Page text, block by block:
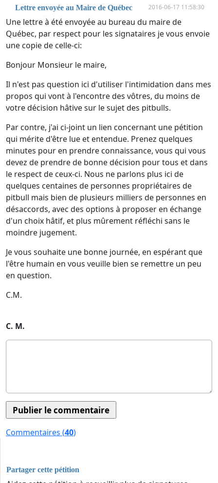
Lettre envoyée au Maire de Québec 2016-06-17 11:58:30
Une lettre à été envoyée au bureau du maire de
Québec, par respect pour les signataires je vous envoie
une copie de celle-ci:
Bonjour Monsieur le maire,
Il n'est pas question ici d'utiliser l'intimidation dans mes
propos qui vont à l'encontre des vôtres, du moins de
votre décision hâtive sur le sujet des pitbulls.
Par contre, j'ai ci-joint un lien concernant une pétition
qui mérite d'être lue et entendue. Prenez quelques
minutes pour en prendre connaissance, vous qui vous
devez de prendre de bonne décision pour tous et dans
le respect de ceux-ci. Nous ne parlons plus ici de
quelques centaines de personnes propriétaires de
pitbull mais bien de plusieurs milliers de personnes en
désaccords, avec des options à proposer en échange
d'un choix hâtif, et plus mûrement réfléchi sans le
moindre jugement.
Je vous souhaite une bonne journée, en espérant que
l'être humain en vous veuille bien se remettre un peu
en question.
C.M.
C. M.
Commentaires (40)
Partager cette pétition